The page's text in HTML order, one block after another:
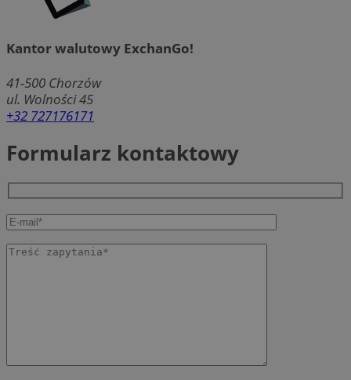
Kantor walutowy ExchanGo!
41-500 Chorzów
ul. Wolności 45
+32 727176171
Formularz kontaktowy